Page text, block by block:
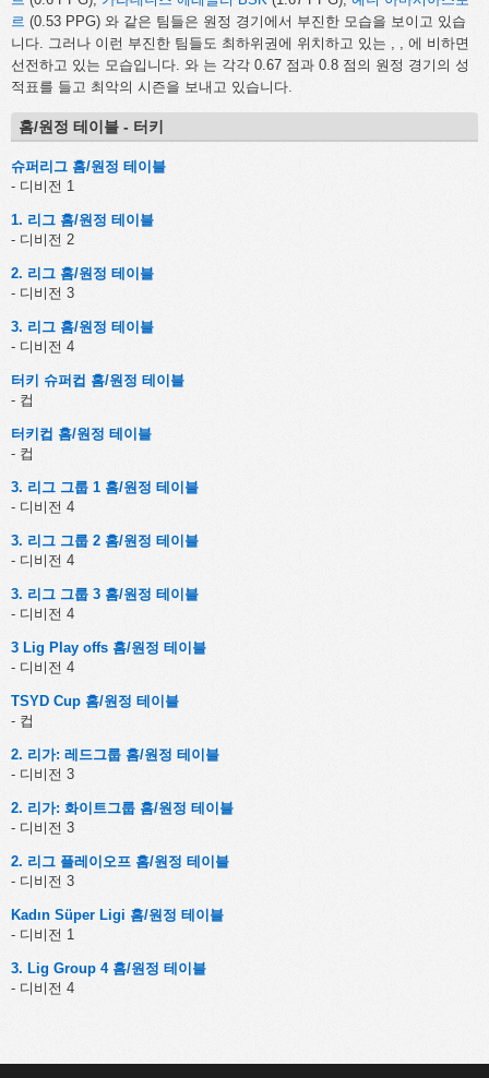
르 (0.53 PPG) 와 같은 팀들은 원정 경기에서 부진한 모습을 보이고 있습
니다. 그러나 이런 부진한 팀들도 최하위권에 위치하고 있는 , , 에 비하면
선전하고 있는 모습입니다. 와 는 각각 0.67 점과 0.8 점의 원정 경기의 성
적표를 들고 최악의 시즌을 보내고 있습니다.
홈/원정 테이블 - 터키
슈퍼리그 홈/원정 테이블
- 디비전 1
1. 리그 홈/원정 테이블
- 디비전 2
2. 리그 홈/원정 테이블
- 디비전 3
3. 리그 홈/원정 테이블
- 디비전 4
터키 슈퍼컵 홈/원정 테이블
- 컵
터키컵 홈/원정 테이블
- 컵
3. 리그 그룹 1 홈/원정 테이블
- 디비전 4
3. 리그 그룹 2 홈/원정 테이블
- 디비전 4
3. 리그 그룹 3 홈/원정 테이블
- 디비전 4
3 Lig Play offs 홈/원정 테이블
- 디비전 4
TSYD Cup 홈/원정 테이블
- 컵
2. 리가: 레드그룹 홈/원정 테이블
- 디비전 3
2. 리가: 화이트그룹 홈/원정 테이블
- 디비전 3
2. 리그 플레이오프 홈/원정 테이블
- 디비전 3
Kadın Süper Ligi 홈/원정 테이블
- 디비전 1
3. Lig Group 4 홈/원정 테이블
- 디비전 4